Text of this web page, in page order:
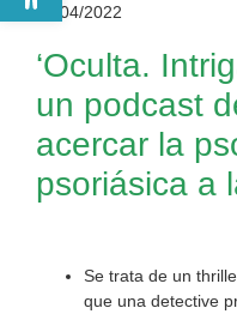
06/04/2022
‘Oculta.
un podcast
acercar la
psoriásica a
Se trata de un
que una detective